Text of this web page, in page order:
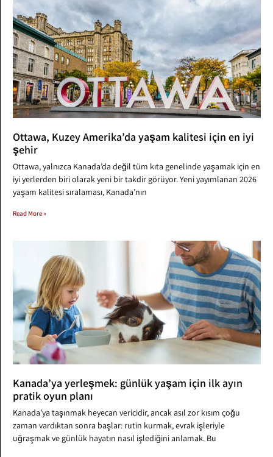
Ottawa, Kuzey Amerika’da yaşam kalitesi için en iyi
şehir
Ottawa, yalnızca Kanada’da değil tüm kıta genelinde yaşamak için en
iyi yerlerden biri olarak yeni bir takdir görüyor. Yeni yayımlanan 2026
yaşam kalitesi sıralaması, Kanada’nın
Read More »
Kanada’ya yerleşmek: günlük yaşam için ilk ayın
pratik oyun planı
Kanada’ya taşınmak heyecan vericidir, ancak asıl zor kısım çoğu
zaman vardıktan sonra başlar: rutin kurmak, evrak işleriyle
uğraşmak ve günlük hayatın nasıl işlediğini anlamak. Bu